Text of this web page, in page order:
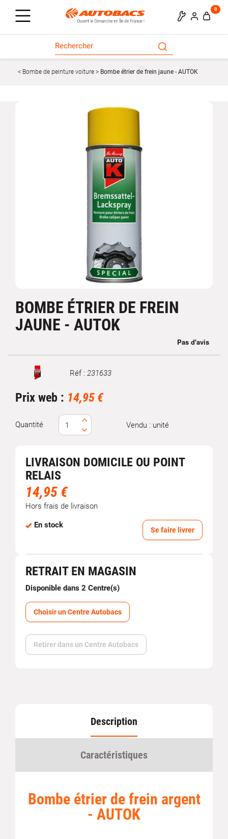
0
Bombe de peinture voiture Bombe étrier de frein jaune - AUTOK
BOMBE ÉTRIER DE FREIN
JAUNE - AUTOK
Marque Réf : 231633
Prix web : 14,95 €
Quantité Vendu : unité
LIVRAISON DOMICILE OU POINT
RELAIS
14,95 €
Hors frais de livraison
En stock
Se faire livrer
RETRAIT EN MAGASIN
Disponible dans 2 Centre(s)
Choisir un Centre Autobacs
Retirer dans un Centre Autobacs
Description
Caractéristiques
Bombe étrier de frein argent
- AUTOK